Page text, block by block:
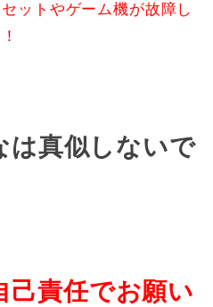
ットやゲーム機が故障し
は真似しないで
己責任でお願い